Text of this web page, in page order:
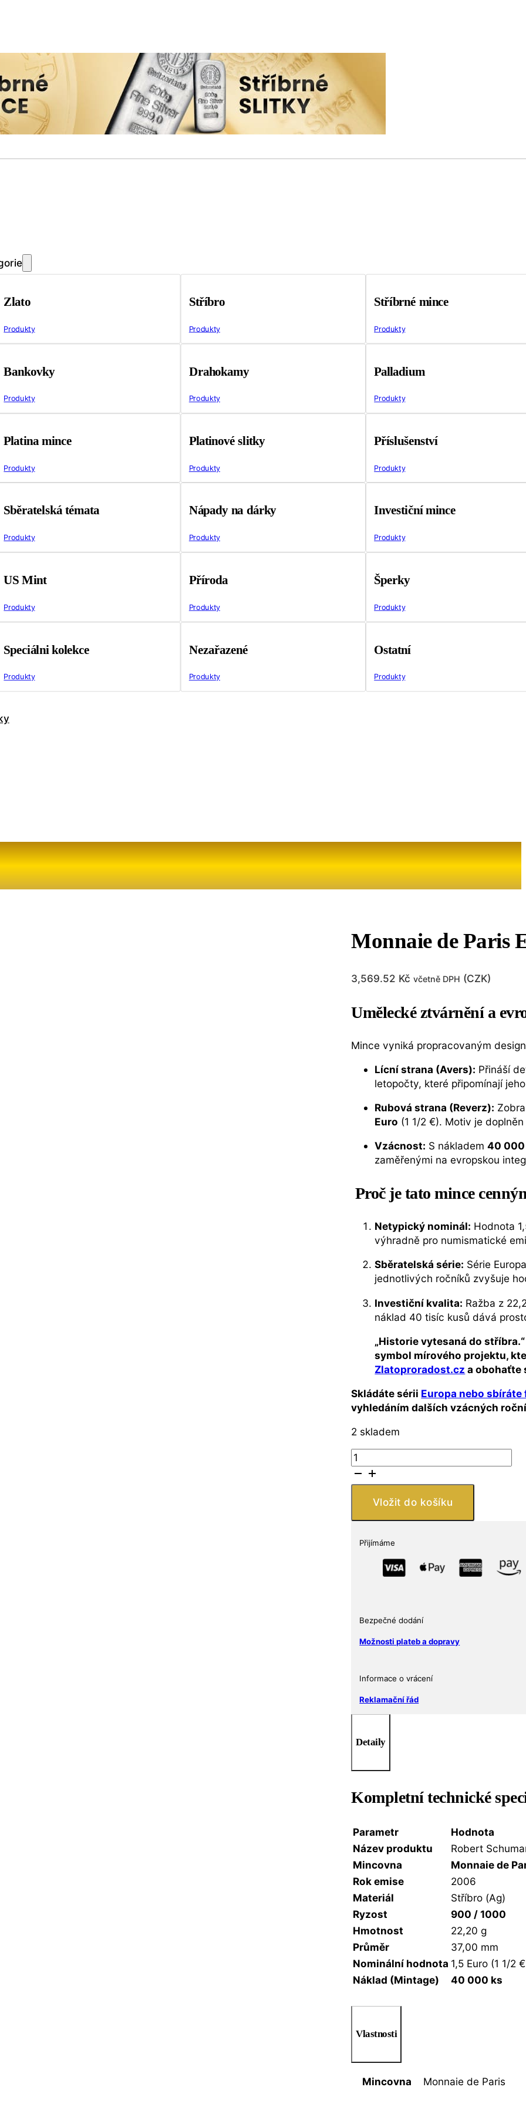
Zlato
Produkty
Stříbro
Produkty
Stříbrné mince
Produkty
Bankovky
Produkty
Drahokamy
Produkty
Palladium
Produkty
Platina mince
Produkty
Platinové slitky
Produkty
Příslušenství
Produkty
Sběratelská témata
Produkty
Nápady na dárky
Produkty
Investiční mince
Produkty
US Mint
Produkty
Příroda
Produkty
Šperky
Produkty
Speciálni kolekce
Produkty
Nezařazené
Produkty
Ostatní
Produkty
Monnaie de Paris
3,569.52 Kč včetně DPH (CZK)
Umělecké ztvárnění a
Mince vyniká propracovaným
Lícní strana (Avers): Přináší
letopočty, které připomínají
Rubová strana (Reverz):
Euro (1 1/2 €). Motiv je
Vzácnost: S nákladem40
zaměřenými na evropskou
Proč je tato mince
Netypický nominál: Hodnota
výhradně pro numismatické
Sběratelská série: Série
jednotlivých ročníků zvyšuje
Investiční kvalita: Ražba z
náklad 40 tisíc kusů dává
„Historie vytesaná do
symbol mírového projektu,
Zlatoproradost.cz a obohaťte
Skládáte sérii Europa nebo
vyhledáním dalších vzácných
2 skladem
Monnaie
de
Paris
Europa
euros
Vložit do košíku
Přijímáme
Bezpečné dodání
Možnosti plateb a dopravy
Informace o vrácení
Reklamační řád
Detaily
Kompletní technické
Parametr
Hodnota
Název produktu
Robert
Mincovna
Monnaie de
Rok emise
2006
Materiál
Stříbro (Ag)
Ryzost
900 / 1000
Hmotnost
22,20 g
Průměr
37,00 mm
Nominální hodnota 1,5 Euro (1 1/2
Náklad (Mintage)
40 000 ks
Vlastnosti
Mincovna Monnaie de Paris